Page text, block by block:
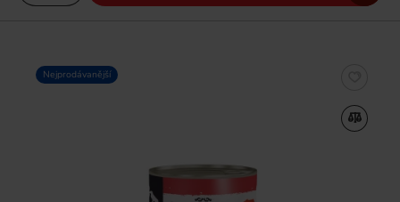
Nejprodávanější